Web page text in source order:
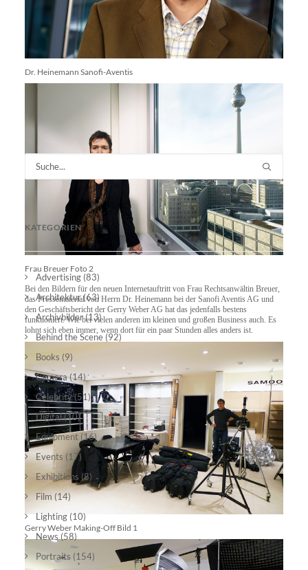
Dr. Heinemann Sanofi-Aventis
Frau Breuer Foto 2
Bei den Bildern für den neuen Internetauftritt von Frau Rechtsanwältin Breuer,
das Pressematerial von Herrn Dr. Heinemann bei der Sanofi Aventis AG und
den Geschäftsbericht der Gerry Weber AG hat das jedenfalls bestens
funktioniert. Wie bei vielen anderen im kleinen und großen Business auch. Es
lohnt sich eben immer, wenn dort für ein paar Stunden alles anders ist.
Gerry Weber Making-Off Bild 1
KATEGORIEN
Advertising (83)
Architektur(63)
Archivbilder(13)
Behind the Scene (92)
Books(9)
Camera(14)
Celebrity(51)
Digital(10)
Equipment (16)
Events (17)
Exhibitions (8)
Film (14)
Lighting (10)
News (58)
Portraits (154)